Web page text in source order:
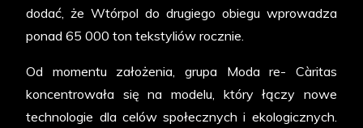
dodać, że Wtórpol do drugiego obiegu wprowadza
ponad 65 000 ton tekstyliów rocznie.
Od momentu założenia, grupa Moda re- Càritas
koncentrowała się na modelu, który łączy nowe
technologie dla celów społecznych i ekologicznych.